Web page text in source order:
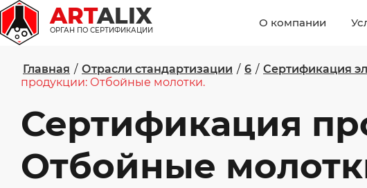
ARTALIX
ОРГАН ПО СЕРТИФИКАЦИИ
О компании
Главная / Отрасли стандартизации / 6 / Сертификация
продукции: Отбойные молотки.
Сертификация
Отбойные